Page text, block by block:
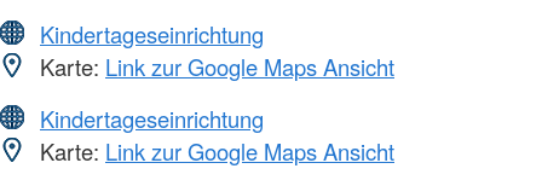
Kindertageseinrichtung
Karte: Link zur Google Maps Ansicht
Kindertageseinrichtung
Karte: Link zur Google Maps Ansicht